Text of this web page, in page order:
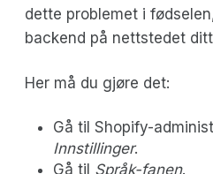
dette problemet i
backend på nettstedet
Her må du gjøre det:
Gå til Shopify-
Innstillinger.
Gå til Språk-fanen.